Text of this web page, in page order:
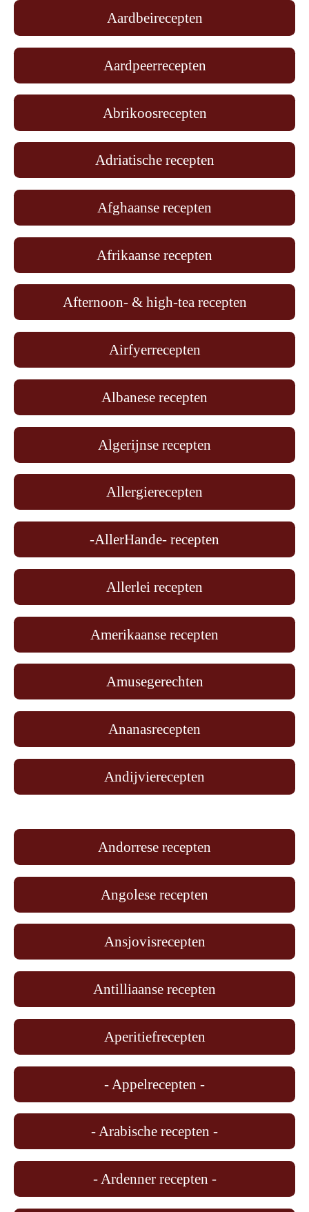
Aardbeirecepten
Aardpeerrecepten
Abrikoosrecepten
Adriatische recepten
Afghaanse recepten
Afrikaanse recepten
Afternoon- & high-tea recepten
Airfyerrecepten
Albanese recepten
Algerijnse recepten
Allergierecepten
-AllerHande- recepten
Allerlei recepten
Amerikaanse recepten
Amusegerechten
Ananasrecepten
Andijvierecepten
Andorrese recepten
Angolese recepten
Ansjovisrecepten
Antilliaanse recepten
Aperitiefrecepten
- Appelrecepten -
- Arabische recepten -
- Ardenner recepten -